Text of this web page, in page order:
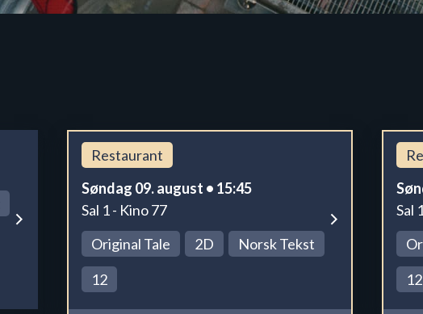
Restaurant
Søndag 09. august • 15:45
Sal 1 - Kino 77
Original Tale
2D
Norsk Tekst
12
Sal
12